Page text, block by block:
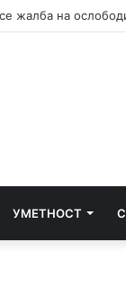
во Белград
УМЕТНОСТ